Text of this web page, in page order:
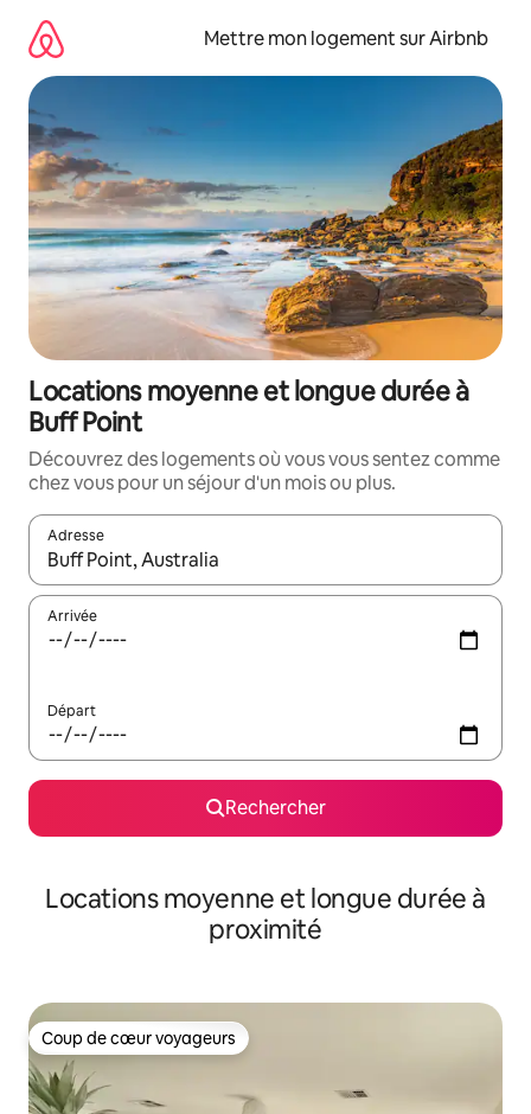
directement
contenu
Mettre mon logement sur Airbnb
Locations moyenne et longue durée à
Buff Point
Découvrez des logements où vous vous sentez comme
chez vous pour un séjour d'un mois ou plus.
Adresse
Lorsque les résultats s'affichent, utilisez les flèches vers le
Arrivée
Départ
Rechercher
Locations moyenne et longue durée à
proximité
Coup de cœur voyageurs
Coup de cœur voyageurs